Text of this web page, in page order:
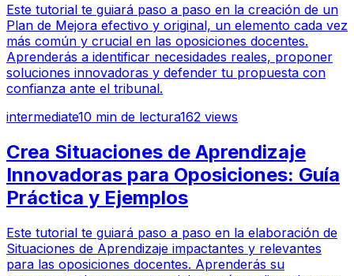
Este tutorial te guiará paso a paso en la creación de un
Plan de Mejora efectivo y original, un elemento cada vez
más común y crucial en las oposiciones docentes.
Aprenderás a identificar necesidades reales, proponer
soluciones innovadoras y defender tu propuesta con
confianza ante el tribunal.
intermediate10 min de lectura162 views
Crea Situaciones de Aprendizaje
Innovadoras para Oposiciones: Guía
Práctica y Ejemplos
Este tutorial te guiará paso a paso en la elaboración de
Situaciones de Aprendizaje impactantes y relevantes
para las oposiciones docentes. Aprenderás su